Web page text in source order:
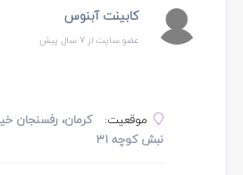
کابینت آبنوس
عضو سایت از 7 سال پیش
موقعیت:
کرمان، رفسنجان
نبش كوچه ٣١